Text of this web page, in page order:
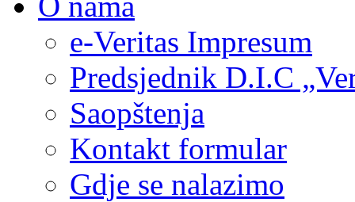
e-Veritas Impresum
Predsjednik D.I.C
Saopštenja
Kontakt formular
Gdje se nalazimo